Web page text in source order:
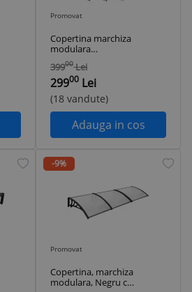
Promovat
Copertina marchiza
modulara
240x80cm Negru
Maro Gri
Policarbonat clar
fumuriu
39900 Lei
29900 Lei
(18 vandute)
Adauga in cos
-9%
Promovat
Copertina, marchiza
modulara, Negru cu